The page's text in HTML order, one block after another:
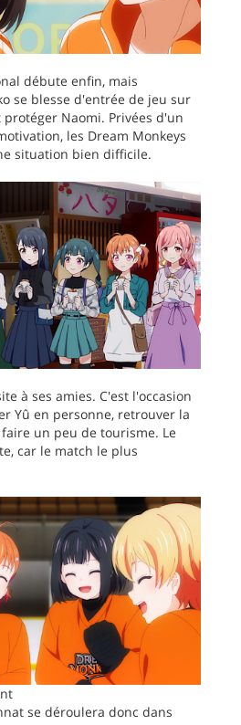
débute enfin, mais
se blesse d'entrée de jeu sur
Naomi. Privées d'un
les Dream Monkeys
situation bien difficile.
à ses amies. C'est l'occasion
Yû en personne, retrouver la
un peu de tourisme. Le
car le match le plus
se déroulera donc dans